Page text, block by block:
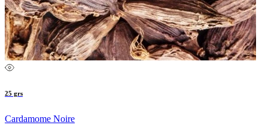
25 grs
Cardamome Noire